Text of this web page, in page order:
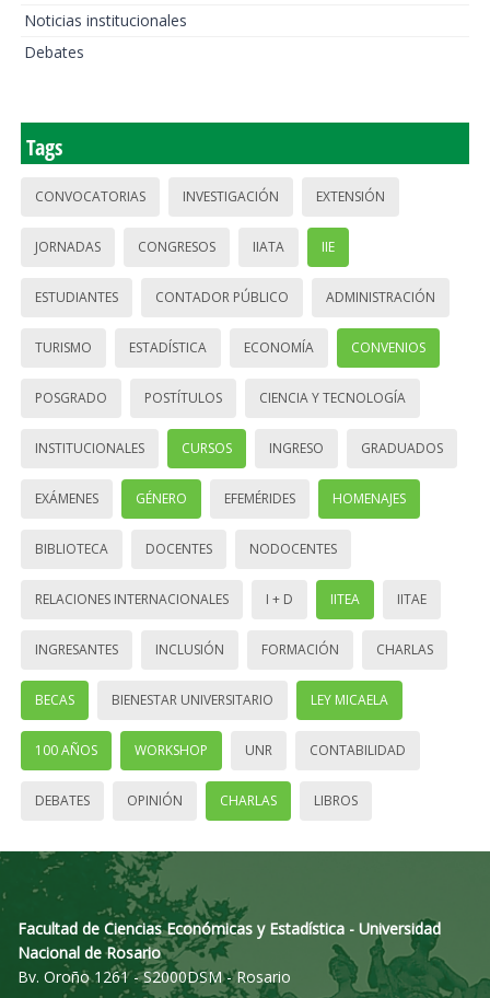
Noticias institucionales
Debates
Tags
CONVOCATORIAS INVESTIGACIÓN EXTENSIÓN
JORNADAS CONGRESOS IIATA IIE
ESTUDIANTES CONTADOR PÚBLICO ADMINISTRACIÓN
TURISMO ESTADÍSTICA ECONOMÍA CONVENIOS
POSGRADO POSTÍTULOS CIENCIA Y TECNOLOGÍA
INSTITUCIONALES CURSOS INGRESO GRADUADOS
EXÁMENES GÉNERO EFEMÉRIDES HOMENAJES
BIBLIOTECA DOCENTES NODOCENTES
RELACIONES INTERNACIONALES I + D IITEA IITAE
INGRESANTES INCLUSIÓN FORMACIÓN CHARLAS
BECAS BIENESTAR UNIVERSITARIO LEY MICAELA
100 AÑOS WORKSHOP UNR CONTABILIDAD
DEBATES OPINIÓN CHARLAS LIBROS
Facultad de Ciencias Económicas y Estadística - Universidad
Nacional de Rosario
Bv. Oroño 1261 - S2000DSM - Rosario